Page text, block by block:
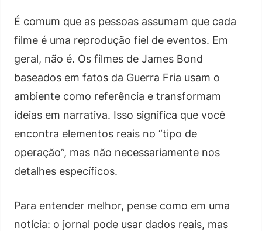
É comum que as pessoas assumam que cada
filme é uma reprodução fiel de eventos. Em
geral, não é. Os filmes de James Bond
baseados em fatos da Guerra Fria usam o
ambiente como referência e transformam
ideias em narrativa. Isso significa que você
encontra elementos reais no “tipo de
operação”, mas não necessariamente nos
detalhes específicos.
Para entender melhor, pense como em uma
notícia: o jornal pode usar dados reais, mas